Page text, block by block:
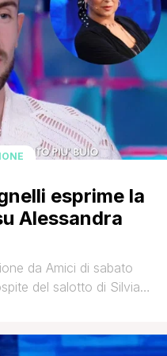
esprime la
Alessandra
da Amici di sabato
del salotto di Silvia
con i compagni di